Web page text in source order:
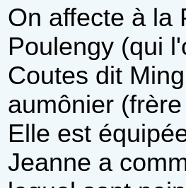
On affecte à la
Poulengy (qui
Coutes dit
aumônier
Elle est
Jeanne a